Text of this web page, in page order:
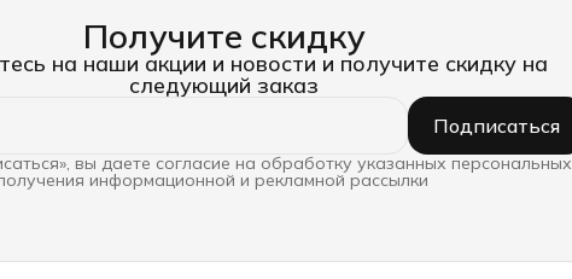
Получите скидку
на наши акции и новости и получите скидку на
следующий заказ
Подписаться
вы даете согласие на обработку указанных персональных
информационной и рекламной рассылки